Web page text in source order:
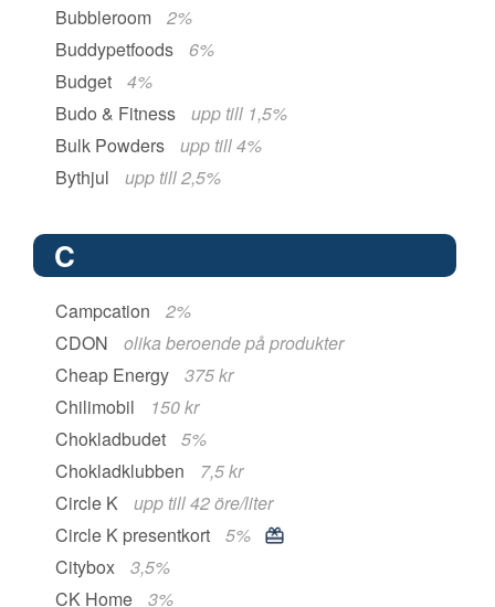
Bubbleroom
2%
Buddypetfoods
6%
Budget
4%
Budo & Fitness
upp till 1,5%
Bulk Powders
upp till 4%
Bythjul
upp till 2,5%
C
Campcation
2%
CDON
olika beroende på produkter
Cheap Energy
375 kr
Chilimobil
150 kr
Chokladbudet
5%
Chokladklubben
7,5 kr
Circle K
upp till 42 öre/liter
Circle K presentkort
5%
Citybox
3,5%
CK Home
3%